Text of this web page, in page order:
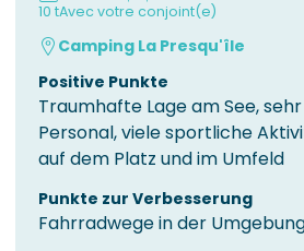
10 tAvec votre conjoint(e)
Camping La Presqu'île
Positive Punkte
Traumhafte Lage am See,
Personal, viele sportliche
auf dem Platz und im Umfeld
Punkte zur Verbesserung
Fahrradwege in der